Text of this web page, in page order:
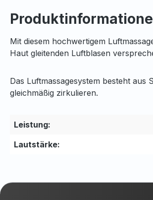
Mit diesem hochwertigem
Haut gleitenden Luftblasen
Das Luftmassagesystem besteht
gleichmäßig zirkulieren.
Leistung:
Lautstärke: